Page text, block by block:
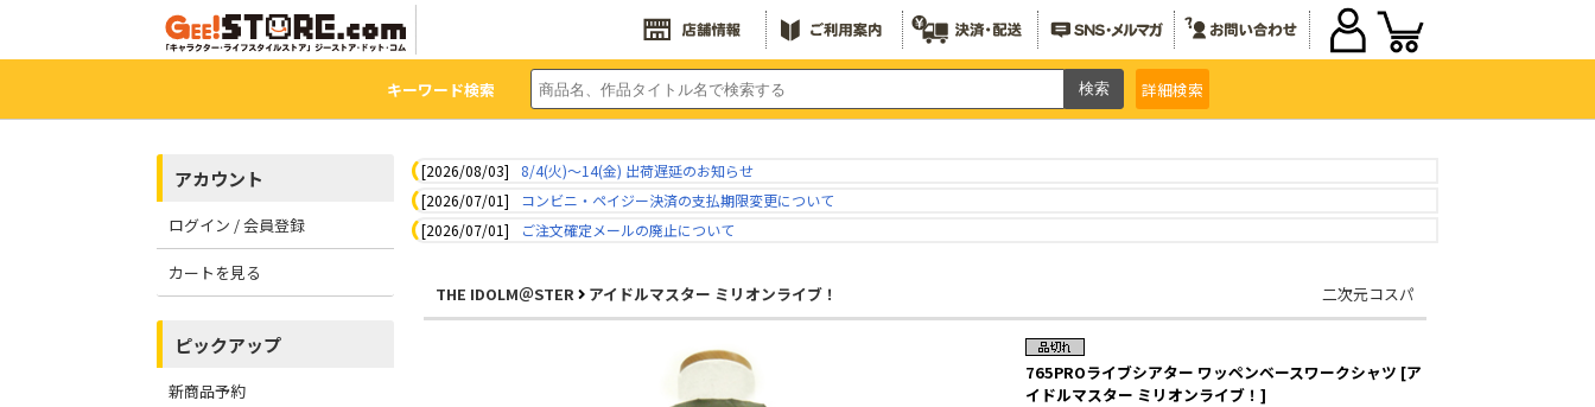
キーワード検索 詳細検索
アカウント
ログイン / 会員登録
カートを見る
ピックアップ
新商品予約
[2026/08/03]
8/4(火)～14(金) 出荷遅延のお知らせ
[2026/07/01]
コンビニ・ペイジー決済の支払期限変更について
[2026/07/01]
ご注文確定メールの廃止について
THE IDOLM＠STER アイドルマスター ミリオンライブ！ 二次元コスパ
765PROライブシアター ワッペンベースワークシャツ [ア
イドルマスター ミリオンライブ！]